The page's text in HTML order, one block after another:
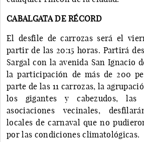
CABALGATA DE RÉCORD
El desfile de carrozas será el
partir de las 20:15 horas. Partirá
Sargal con la avenida San Ignacio
la participación de más de 200
parte de las 11 carrozas, la
los gigantes y cabezudos, las
asociaciones vecinales,
locales de carnaval que no
por las condiciones climatológicas.